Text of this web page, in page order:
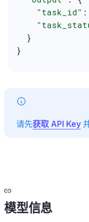
    "task_id"
:
  }
}
请先获取 API Key
模型信息